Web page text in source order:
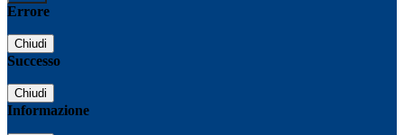
Errore
Chiudi
Successo
Chiudi
Informazione